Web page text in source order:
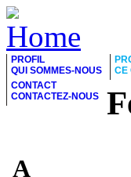
PROFIL
QUI SOMMES-NOUS
CE
CONTACT
CONTACTEZ-NOUS
A